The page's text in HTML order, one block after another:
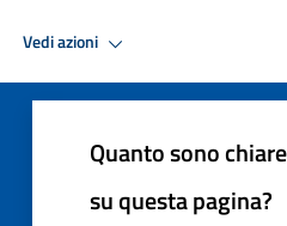
Vedi azioni
Quanto sono
su questa pagina?